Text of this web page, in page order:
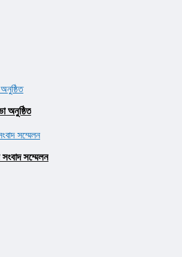
অনুষ্ঠিত
সম্মেলন